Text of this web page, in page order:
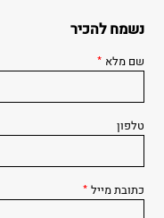
נשמח להכיר
שם מלא *
טלפון
כתובת מייל *